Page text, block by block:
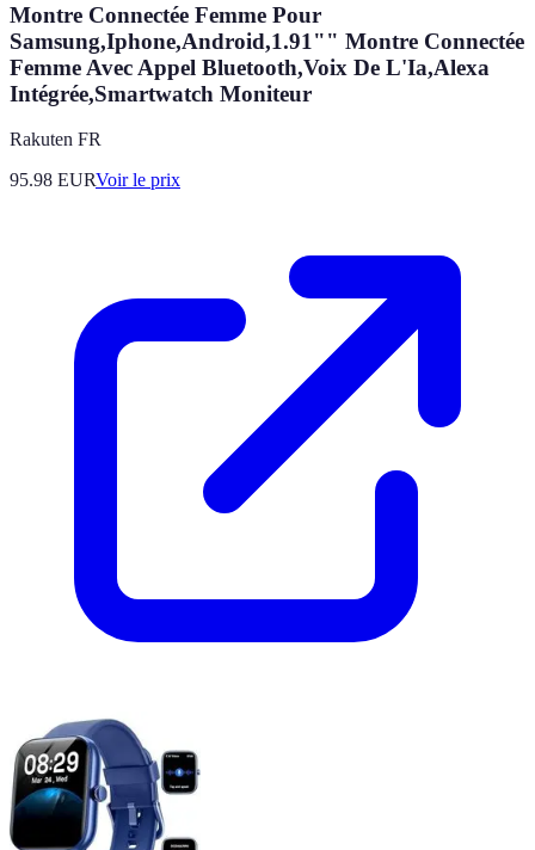
Montre Connectée Femme Pour
Samsung,Iphone,Android,1.91"" Montre Connectée
Femme Avec Appel Bluetooth,Voix De L'Ia,Alexa
Intégrée,Smartwatch Moniteur
Rakuten FR
95.98 EURVoir le prix